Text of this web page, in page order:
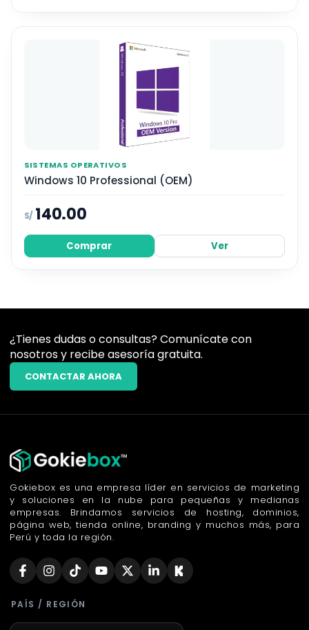
SISTEMAS OPERATIVOS
Windows 10 Professional (OEM)
S/ 140.00
Comprar Ver
¿Tienes dudas o consultas? Comunícate con
nosotros y recibe asesoría gratuita.
CONTACTAR AHORA
Gokiebox es una empresa líder en servicios de marketing
y soluciones en la nube para pequeñas y medianas
empresas. Brindamos servicios de hosting, dominios,
página web, tienda online, branding y muchos más, para
Perú y toda la región.
PAÍS / REGIÓN